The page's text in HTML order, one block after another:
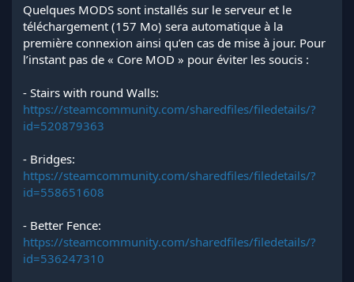
Quelques MODS sont installés sur le serveur et le
téléchargement (157 Mo) sera automatique à la
première connexion ainsi qu’en cas de mise à jour. Pour
l’instant pas de « Core MOD » pour éviter les soucis :
- Stairs with round Walls:
https://steamcommunity.com/sharedfiles/filedetails/?
id=520879363
- Bridges:
https://steamcommunity.com/sharedfiles/filedetails/?
id=558651608
- Better Fence:
https://steamcommunity.com/sharedfiles/filedetails/?
id=536247310